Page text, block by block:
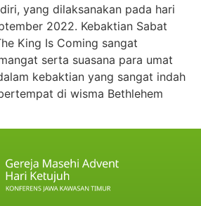
yang dilaksanakan pada hari
2022. Kebaktian Sabat
King Is Coming sangat
serta suasana para umat
kebaktian yang sangat indah
di wisma Bethlehem